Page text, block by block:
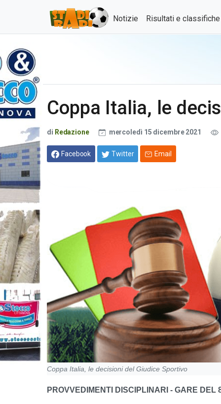
Notizie Risultati e
Coppa Italia, le
di Redazione mercoledì 15 dicembre 2021
Facebook Twitter Email
Coppa Italia, le decisioni del Giudice Sportivo
PROVVEDIMENTI DISCIPLINARI - GARE DEL